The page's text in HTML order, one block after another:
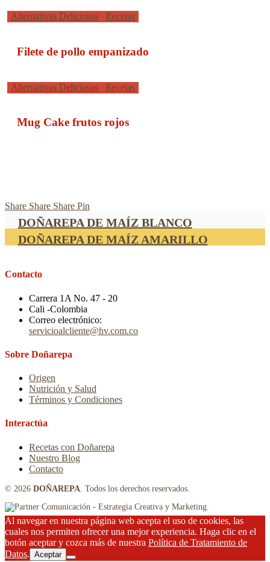
Alternativas Deliciosas Recetas
empanizado
Filete de pollo empanizado
Alternativas Deliciosas Recetas
Mug Cake frutos rojos
Share
Share Share Share Pin
DOÑAREPA DE MAÍZ BLANCO
DOÑAREPA DE MAÍZ AMARILLO
Contacto
Carrera 1A No. 47 - 20
Cali -Colombia
Correo electrónico:
servicioalcliente@hv.com.co
Sobre Doñarepa
Origen
Nutrición y Salud
Términos y Condiciones
Interactúa
Recetas con Doñarepa
Nuestro Blog
Contacto
© 2026 DOÑAREPA . Todos los derechos reservados.
Al navegar en nuestra página web acepta el uso de cookies, las
cuales nos permiten ofrecer una mejor experiencia. Haga clic en el
botón aceptar y cozca más de nuestra Política de Tratamiento de
Datos. Aceptar